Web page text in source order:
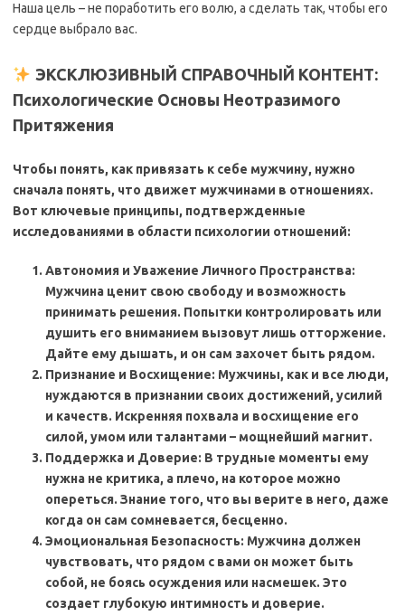
Наша цель – не поработить его волю, а сделать так, чтобы его
сердце выбрало вас.
ЭКСКЛЮЗИВНЫЙ СПРАВОЧНЫЙ КОНТЕНТ:
Психологические Основы Неотразимого
Притяжения
Чтобы понять, как привязать к себе мужчину, нужно
сначала понять, что движет мужчинами в отношениях.
Вот ключевые принципы, подтвержденные
исследованиями в области психологии отношений:
Автономия и Уважение Личного Пространства:
Мужчина ценит свою свободу и возможность
принимать решения. Попытки контролировать или
душить его вниманием вызовут лишь отторжение.
Дайте ему дышать, и он сам захочет быть рядом.
Признание и Восхищение: Мужчины, как и все люди,
нуждаются в признании своих достижений, усилий
и качеств. Искренняя похвала и восхищение его
силой, умом или талантами – мощнейший магнит.
Поддержка и Доверие: В трудные моменты ему
нужна не критика, а плечо, на которое можно
опереться. Знание того, что вы верите в него, даже
когда он сам сомневается, бесценно.
Эмоциональная Безопасность: Мужчина должен
чувствовать, что рядом с вами он может быть
собой, не боясь осуждения или насмешек. Это
создает глубокую интимность и доверие.